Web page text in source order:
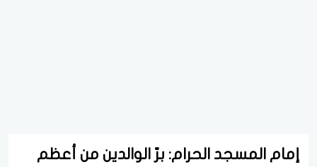
إمام المسجد الحرام: برّ الوالدين من أعظم